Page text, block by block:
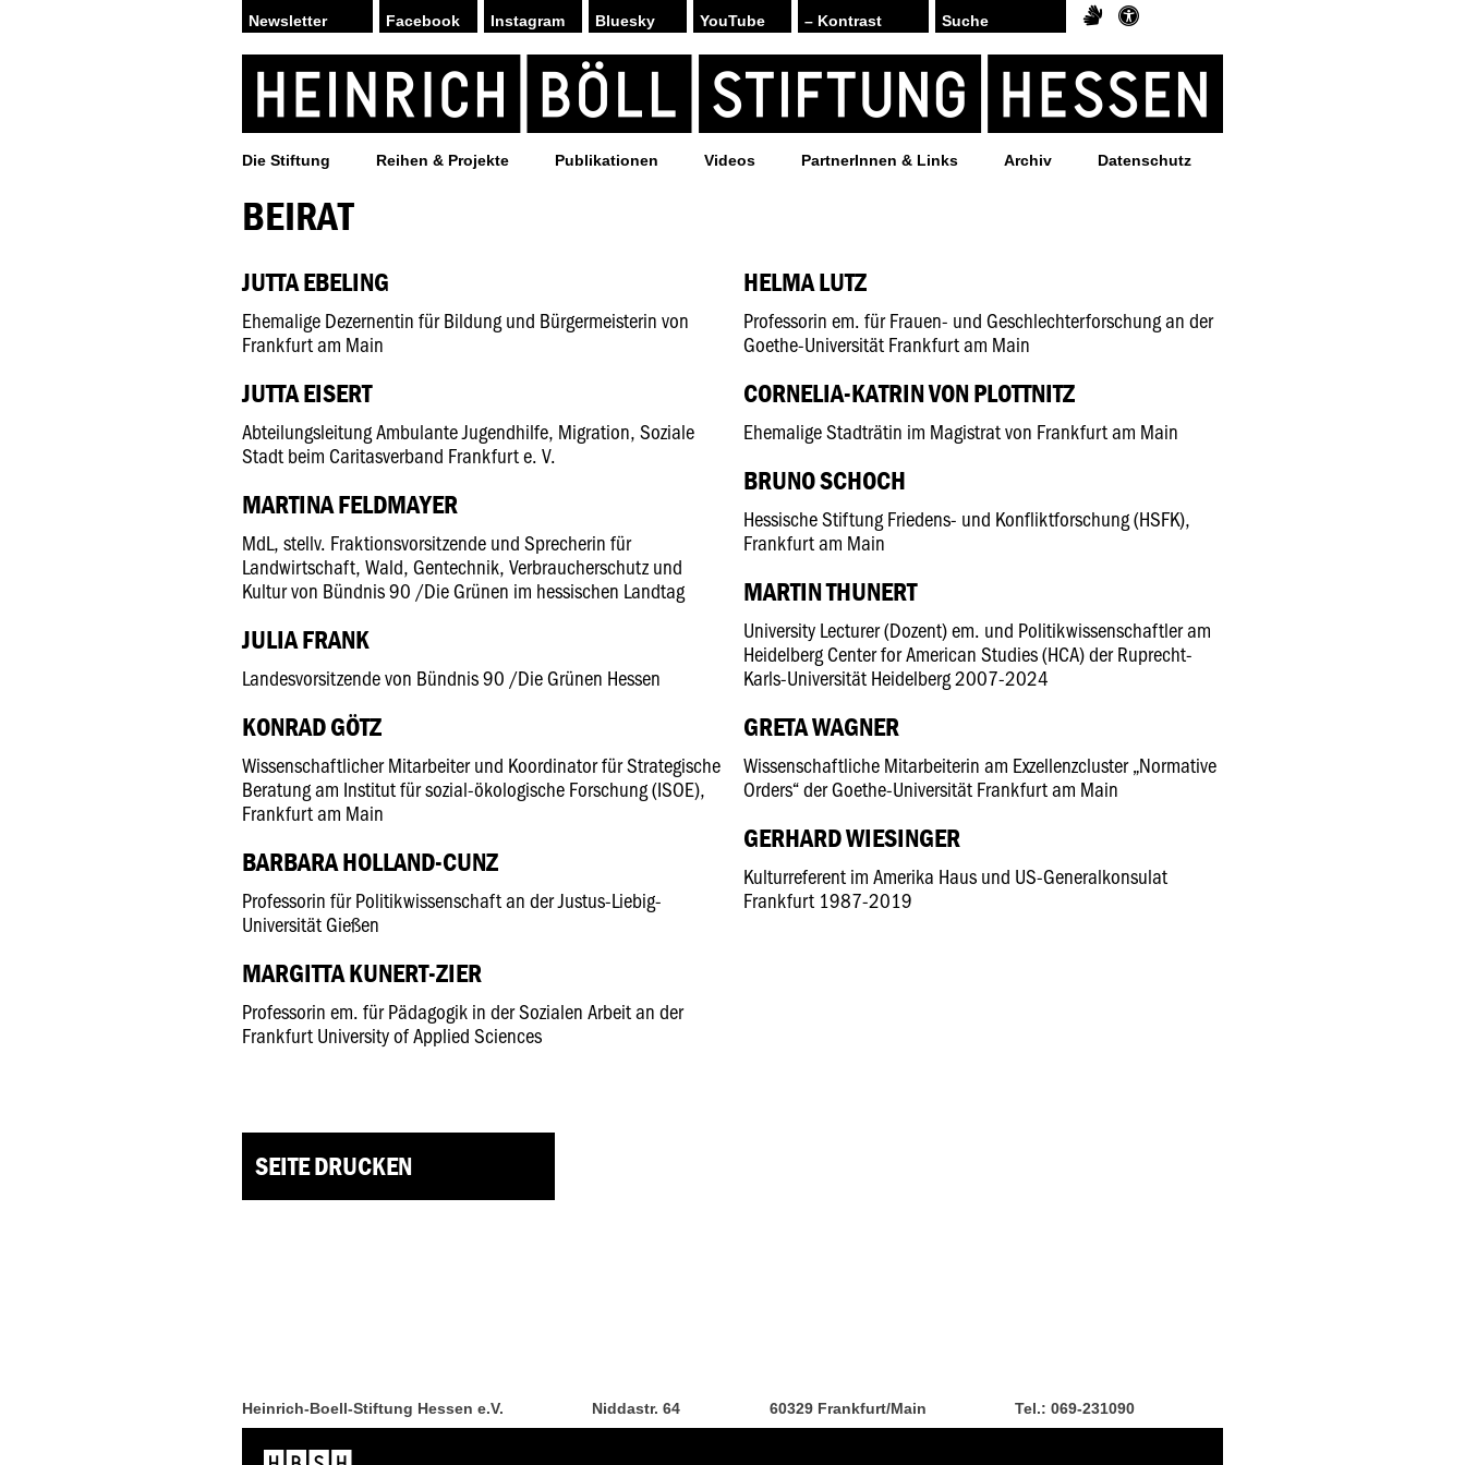
Facebook Instagram Bluesky YouTube – Kontrast
Die Stiftung Reihen & Projekte Publikationen Videos PartnerInnen & Links Archiv Datenschutz
BEIRAT
JUTTA EBELING
Ehemalige Dezernentin für Bildung und Bürgermeisterin von
Frankfurt am Main
JUTTA EISERT
Abteilungsleitung Ambulante Jugendhilfe, Migration, Soziale
Stadt beim Caritasverband Frankfurt e. V.
MARTINA FELDMAYER
MdL, stellv. Fraktionsvorsitzende und Sprecherin für
Landwirtschaft, Wald, Gentechnik, Verbraucherschutz und
Kultur von Bündnis 90 /Die Grünen im hessischen Landtag
JULIA FRANK
Landesvorsitzende von Bündnis 90 /Die Grünen Hessen
KONRAD GÖTZ
Wissenschaftlicher Mitarbeiter und Koordinator für Strategische
Beratung am Institut für sozial-ökologische Forschung (ISOE),
Frankfurt am Main
BARBARA HOLLAND-CUNZ
Professorin für Politikwissenschaft an der Justus-Liebig-
Universität Gießen
MARGITTA KUNERT-ZIER
Professorin em. für Pädagogik in der Sozialen Arbeit an der
Frankfurt University of Applied Sciences
HELMA LUTZ
Professorin em. für Frauen- und Geschlechterforschung an der
Goethe-Universität Frankfurt am Main
CORNELIA-KATRIN VON PLOTTNITZ
Ehemalige Stadträtin im Magistrat von Frankfurt am Main
BRUNO SCHOCH
Hessische Stiftung Friedens- und Konfliktforschung (HSFK),
Frankfurt am Main
MARTIN THUNERT
University Lecturer (Dozent) em. und Politikwissenschaftler am
Heidelberg Center for American Studies (HCA) der Ruprecht-
Karls-Universität Heidelberg 2007-2024
GRETA WAGNER
Wissenschaftliche Mitarbeiterin am Exzellenzcluster „Normative
Orders“ der Goethe-Universität Frankfurt am Main
GERHARD WIESINGER
Kulturreferent im Amerika Haus und US-Generalkonsulat
Frankfurt 1987-2019
SEITE DRUCKEN
Heinrich-Boell-Stiftung Hessen e.V. Niddastr. 64 60329 Frankfurt/Main Tel.: 069-231090